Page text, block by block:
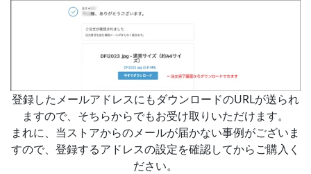
登録したメールアドレスにもダウンロードのURLが送られ
ますので、そちらからでもお受け取りいただけます。
まれに、当ストアからのメールが届かない事例がございま
すので、登録するアドレスの設定を確認してからご購入く
ださい。